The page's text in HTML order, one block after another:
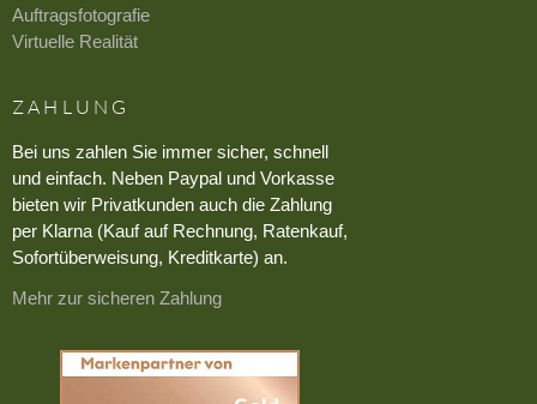
Auftragsfotografie
Virtuelle Realität
ZAHLUNG
Bei uns zahlen Sie immer sicher, schnell
und einfach. Neben Paypal und Vorkasse
bieten wir Privatkunden auch die Zahlung
per Klarna (Kauf auf Rechnung, Ratenkauf,
Sofortüberweisung, Kreditkarte) an.
Mehr zur sicheren Zahlung